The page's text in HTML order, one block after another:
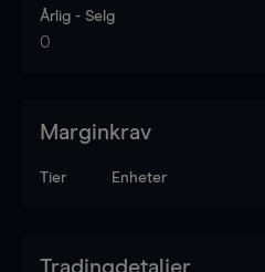
Årlig - Selg
0
Marginkrav
Tier Enheter
Tradingdetaljer